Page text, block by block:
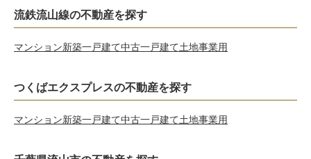
流鉄流山線の不動産を探す
マンション新築一戸建て中古一戸建て土地事業用
つくばエクスプレスの不動産を探す
マンション新築一戸建て中古一戸建て土地事業用